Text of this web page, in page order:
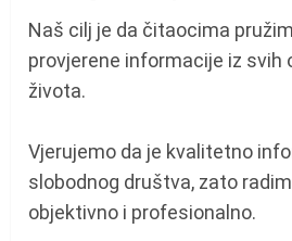
Naš cilj je da čitaocima
provjerene informacije iz svih
života.
Vjerujemo da je kvalitetno
slobodnog društva, zato
objektivno i profesionalno.